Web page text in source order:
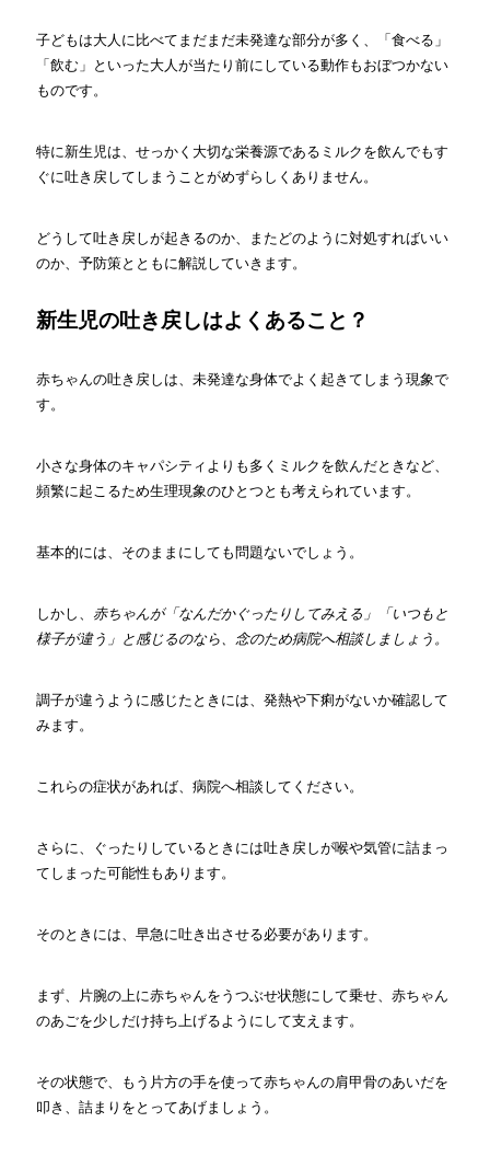
子どもは大人に比べてまだまだ未発達な部分が多く、「食べる」
「飲む」といった大人が当たり前にしている動作もおぼつかない
ものです。
特に新生児は、せっかく大切な栄養源であるミルクを飲んでもす
ぐに吐き戻してしまうことがめずらしくありません。
どうして吐き戻しが起きるのか、またどのように対処すればいい
のか、予防策とともに解説していきます。
新生児の吐き戻しはよくあること？
赤ちゃんの吐き戻しは、未発達な身体でよく起きてしまう現象で
す。
小さな身体のキャパシティよりも多くミルクを飲んだときなど、
頻繁に起こるため生理現象のひとつとも考えられています。
基本的には、そのままにしても問題ないでしょう。
しかし、 赤ちゃんが「なんだかぐったりしてみえる」「いつもと
様子が違う」と感じるのなら、念のため病院へ相談しましょう。
調子が違うように感じたときには、発熱や下痢がないか確認して
みます。
これらの症状があれば、病院へ相談してください。
さらに、ぐったりしているときには吐き戻しが喉や気管に詰まっ
てしまった可能性もあります。
そのときには、早急に吐き出させる必要があります。
まず、片腕の上に赤ちゃんをうつぶせ状態にして乗せ、赤ちゃん
のあごを少しだけ持ち上げるようにして支えます。
その状態で、もう片方の手を使って赤ちゃんの肩甲骨のあいだを
叩き、詰まりをとってあげましょう。